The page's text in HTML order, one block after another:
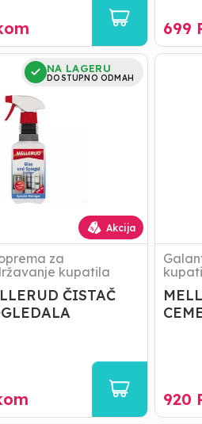
699
Akcija
NA LAGERU
DOSTUPNO ODMAH
za
kupatila
ČISTAČ
920